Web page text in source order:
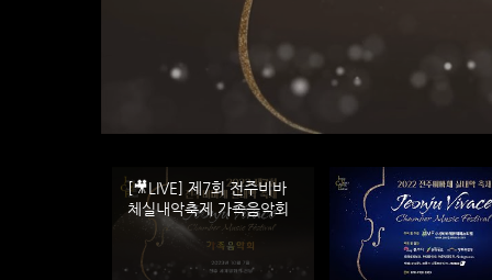
[🎥LIVE] 제7회 전주비바
체실내악축제 가족음악회